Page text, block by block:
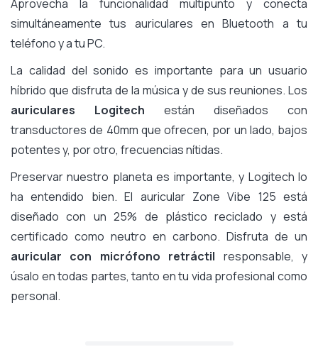
Aprovecha la funcionalidad multipunto y conecta
simultáneamente tus auriculares en Bluetooth a tu
teléfono y a tu PC.
La calidad del sonido es importante para un usuario
híbrido que disfruta de la música y de sus reuniones. Los
auriculares Logitech están diseñados con
transductores de 40mm que ofrecen, por un lado, bajos
potentes y, por otro, frecuencias nítidas.
Preservar nuestro planeta es importante, y Logitech lo
ha entendido bien. El auricular Zone Vibe 125 está
diseñado con un 25% de plástico reciclado y está
certificado como neutro en carbono. Disfruta de un
auricular con micrófono retráctil responsable, y
úsalo en todas partes, tanto en tu vida profesional como
personal.